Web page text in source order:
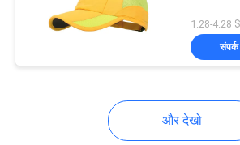
संपर्क
और देखो